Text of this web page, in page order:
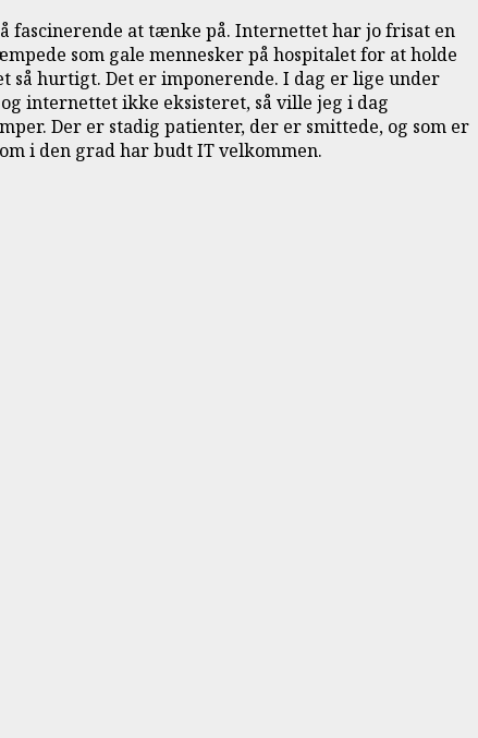
fascinerende at tænke på. Internettet har jo frisat en
som gale mennesker på hospitalet for at holde
så hurtigt. Det er imponerende. I dag er lige under
internettet ikke eksisteret, så ville jeg i dag
Der er stadig patienter, der er smittede, og som er
i den grad har budt IT velkommen.